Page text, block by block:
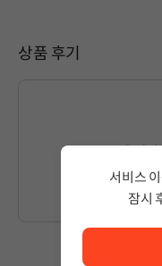
상품 후기
글을 작
서비스
잠시